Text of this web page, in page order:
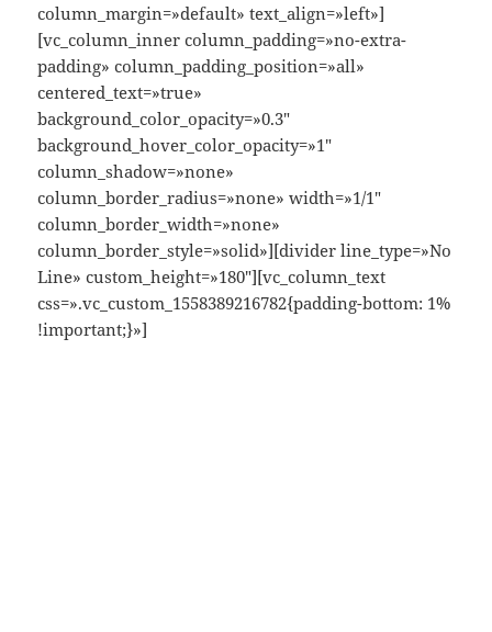
column_margin=»default» text_align=»left»]
[vc_column_inner column_padding=»no-extra-
padding» column_padding_position=»all»
centered_text=»true»
background_color_opacity=»0.3″
background_hover_color_opacity=»1″
column_shadow=»none»
column_border_radius=»none» width=»1/1″
column_border_width=»none»
column_border_style=»solid»][divider line_type=»No
Line» custom_height=»180″][vc_column_text
css=».vc_custom_1558389216782{padding-bottom: 1%
!important;}»]